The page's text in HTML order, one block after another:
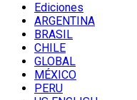
Ediciones
ARGENTINA
BRASIL
CHILE
GLOBAL
MÉXICO
PERU